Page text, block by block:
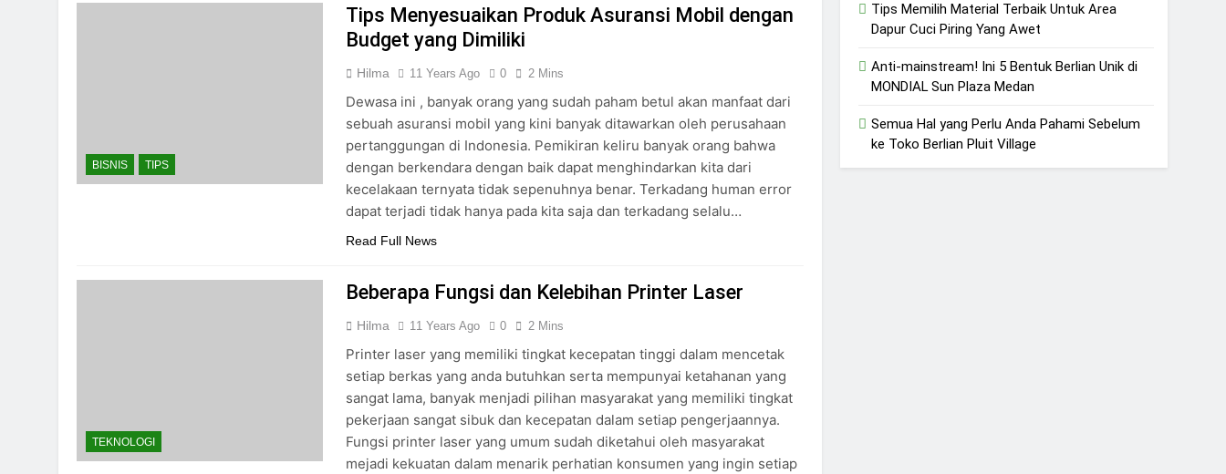
BISNIS TIPS
Tips Menyesuaikan Produk Asuransi Mobil dengan
Budget yang Dimiliki
Hilma 11 Years Ago 0 2 Mins
Dewasa ini , banyak orang yang sudah paham betul akan manfaat dari
sebuah asuransi mobil yang kini banyak ditawarkan oleh perusahaan
pertanggungan di Indonesia. Pemikiran keliru banyak orang bahwa
dengan berkendara dengan baik dapat menghindarkan kita dari
kecelakaan ternyata tidak sepenuhnya benar. Terkadang human error
dapat terjadi tidak hanya pada kita saja dan terkadang selalu…
Read Full News
TEKNOLOGI
Beberapa Fungsi dan Kelebihan Printer Laser
Hilma 11 Years Ago 0 2 Mins
Printer laser yang memiliki tingkat kecepatan tinggi dalam mencetak
setiap berkas yang anda butuhkan serta mempunyai ketahanan yang
sangat lama, banyak menjadi pilihan masyarakat yang memiliki tingkat
pekerjaan sangat sibuk dan kecepatan dalam setiap pengerjaannya.
Fungsi printer laser yang umum sudah diketahui oleh masyarakat
mejadi kekuatan dalam menarik perhatian konsumen yang ingin setiap
Tips Memilih Material Terbaik Untuk Area
Dapur Cuci Piring Yang Awet
Anti-mainstream! Ini 5 Bentuk Berlian Unik di
MONDIAL Sun Plaza Medan
Semua Hal yang Perlu Anda Pahami Sebelum
ke Toko Berlian Pluit Village